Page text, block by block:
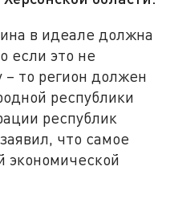
в идеале должна
если это не
– то регион должен
республики
республик
что самое
экономической